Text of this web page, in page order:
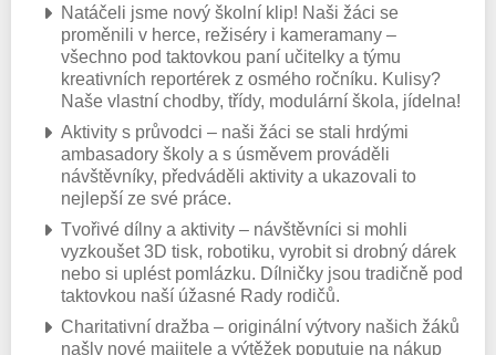
Natáčeli jsme nový školní klip! Naši žáci se
proměnili v herce, režiséry i kameramany –
všechno pod taktovkou paní učitelky a týmu
kreativních reportérek z osmého ročníku. Kulisy?
Naše vlastní chodby, třídy, modulární škola, jídelna!
Aktivity s průvodci – naši žáci se stali hrdými
ambasadory školy a s úsměvem prováděli
návštěvníky, předváděli aktivity a ukazovali to
nejlepší ze své práce.
Tvořivé dílny a aktivity – návštěvníci si mohli
vyzkoušet 3D tisk, robotiku, vyrobit si drobný dárek
nebo si uplést pomlázku. Dílničky jsou tradičně pod
taktovkou naší úžasné Rady rodičů.
Charitativní dražba – originální výtvory našich žáků
našly nové majitele a výtěžek poputuje na nákup